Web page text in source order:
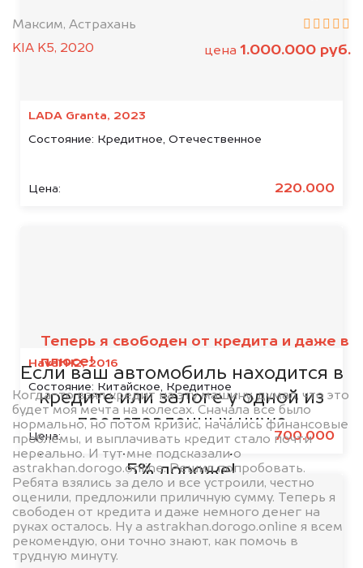
LADA Granta, 2023
Состояние: Кредитное, Отечественное
Цена: 220.000
Haval H2, 2016
Состояние: Китайское, Кредитное
Цена: 700.000
Максим, Астрахань
KIA K5, 2020
цена 1.000.000 руб.
Теперь я свободен от кредита и даже в
плюсе!
Когда-то взял кредит на эту машину, думал, что это
будет моя мечта на колесах. Сначала все было
нормально, но потом кризис, начались финансовые
проблемы, и выплачивать кредит стало почти
нереально. И тут мне подсказали о
astrakhan.dorogo.online. Решил попробовать.
Ребята взялись за дело и все устроили, честно
оценили, предложили приличную сумму. Теперь я
свободен от кредита и даже немного денег на
руках осталось. Ну а astrakhan.dorogo.online я всем
рекомендую, они точно знают, как помочь в
трудную минуту.
банками
Если ваш автомобиль находится в
кредите или залоге у одной из
представленных ниже
организаций, то мы купим его на
5% дороже!